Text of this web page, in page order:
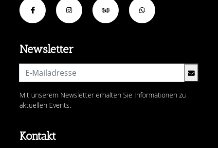
Kontakt
Newsletter
Mit unserem Newsletter erhalten Sie Informationen zu
aktuellen Events.